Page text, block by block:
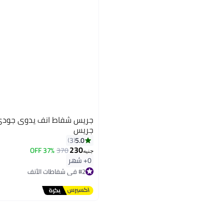
جريس شفاط انف يدوى
جريس
5.0
3
جنيه230
370
37% OFF
0+ شهر
#2 في شفاطات الأنف
أقل سعر في السنة
توصيل مجاني
تم بيع +20 مؤخرًا